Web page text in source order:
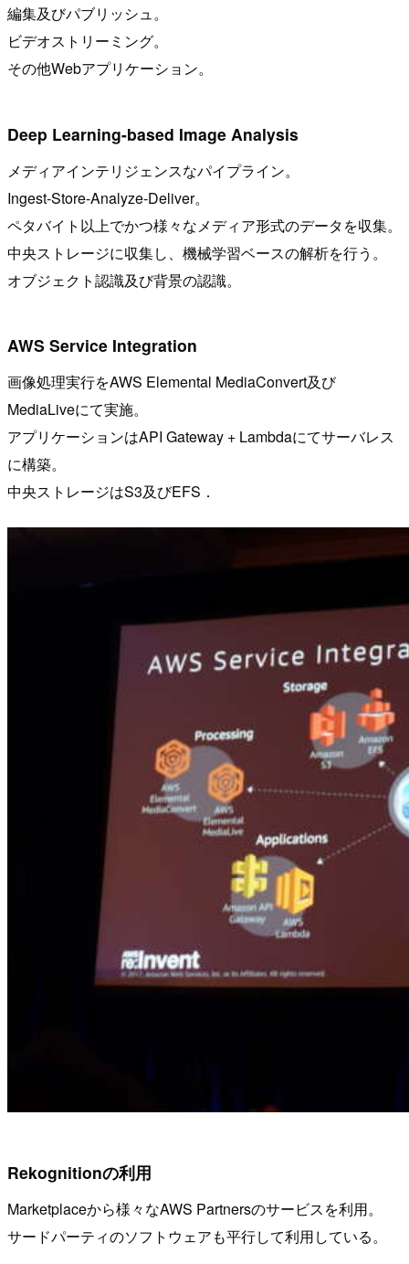
編集及びパブリッシュ。
ビデオストリーミング。
その他Webアプリケーション。
Deep Learning-based Image Analysis
メディアインテリジェンスなパイプライン。
Ingest-Store-Analyze-Deliver。
ペタバイト以上でかつ様々なメディア形式のデータを収集。
中央ストレージに収集し、機械学習ベースの解析を行う。
オブジェクト認識及び背景の認識。
AWS Service Integration
画像処理実行をAWS Elemental MediaConvert及び
MediaLiveにて実施。
アプリケーションはAPI Gateway + Lambdaにてサーバレス
に構築。
中央ストレージはS3及びEFS．
Rekognitionの利用
Marketplaceから様々なAWS Partnersのサービスを利用。
サードパーティのソフトウェアも平行して利用している。